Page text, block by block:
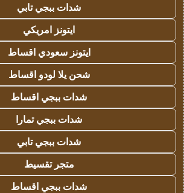
شدات ببجي تابي
ايتونز امريكي
ايتونز سعودي اقساط
شحن يلا لودو اقساط
شدات ببجي اقساط
شدات ببجي تمارا
شدات ببجي تابي
متجر تقسيط
شدات ببجي اقساط